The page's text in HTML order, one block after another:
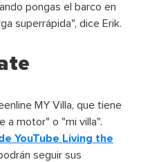
pongas el barco en
superrápida", dice Erik.
MY Villa, que tiene
a motor" o "mi villa".
YouTube Living the
seguir sus